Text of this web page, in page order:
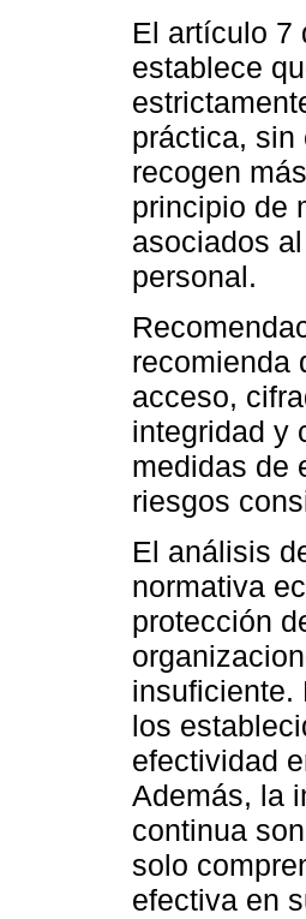
El artículo 7
establece
práctica, sin
recogen
principio de
asociados
personal.
recomienda
acceso,
integridad y
medidas de
riesgos
El análisis
normativa
protección
insuficiente.
los
efectividad
Además, la
continua
solo
efectiva en